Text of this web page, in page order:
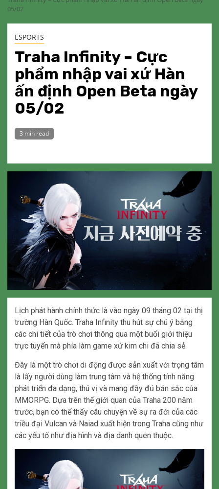
05/02
ESPORTS
Traha Infinity – Cực
phẩm nhập vai xứ Hàn
ấn định Open Beta ngày
05/02
3 min read
Lịch phát hành chính thức là vào ngày 09 tháng 02 tại thị
trường Hàn Quốc. Traha Infinity thu hút sự chú ý bằng
các chi tiết của trò chơi thông qua một buổi giới thiệu
trực tuyến mà phía làm game xứ kim chi đã chia sẻ.
Đây là một trò chơi di động được sản xuất với trọng tâm
là lấy người dùng làm trung tâm và hệ thống tính năng
phát triển đa dạng, thú vị và mang đầy đủ bản sắc của
MMORPG. Dựa trên thế giới quan của Traha 200 năm
trước, bạn có thể thấy câu chuyện về sự ra đời của các
triều đại Vulcan và Naiad xuất hiện trong Traha cũng như
các yếu tố như địa hình và địa danh quen thuộc.